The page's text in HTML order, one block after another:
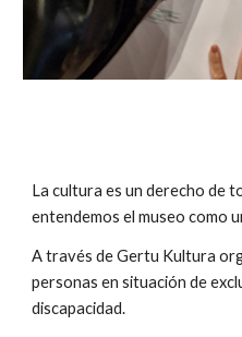
La cultura es un derecho de
entendemos el museo como
A través de Gertu Kultura
personas en situación de
discapacidad.